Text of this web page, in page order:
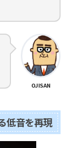
OJISAN
低音を再現